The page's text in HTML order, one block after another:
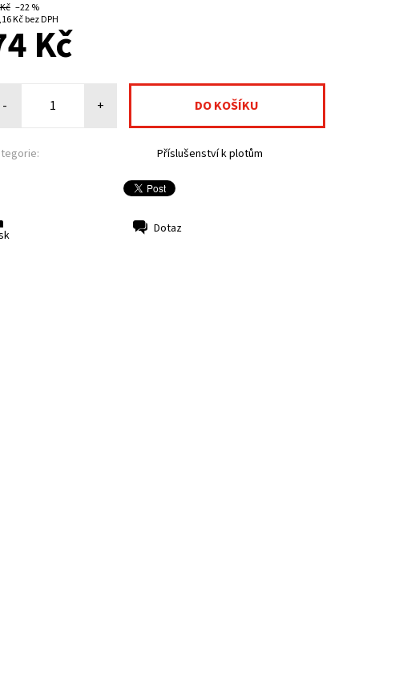
–22 %
61,16 Kč bez DPH
Kč
- +
Příslušenství k plotům
Dotaz